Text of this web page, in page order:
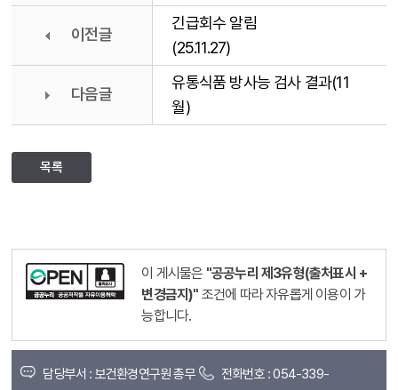
이전글
긴급회수 알림
(25.11.27)
다음글
유통식품 방사능 검사 결과(11
월)
목록
이 게시물은 "공공누리 제3유형(출처표시 +
변경금지)" 조건에 따라 자유롭게 이용이 가
능합니다.
담당부서 : 보건환경연구원 총무
전화번호 : 054-339-